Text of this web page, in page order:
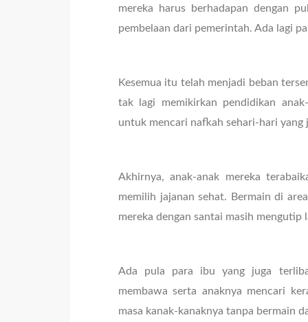
mereka harus berhadapan dengan
pembelaan dari pemerintah. Ada lagi
Kesemua itu telah menjadi beban
tak lagi memikirkan pendidikan
untuk mencari nafkah sehari-hari yang
Akhirnya, anak-anak mereka
memilih jajanan sehat. Bermain di
mereka dengan santai masih mengutip
Ada pula para ibu yang juga
membawa serta anaknya mencari
masa kanak-kanaknya tanpa bermain